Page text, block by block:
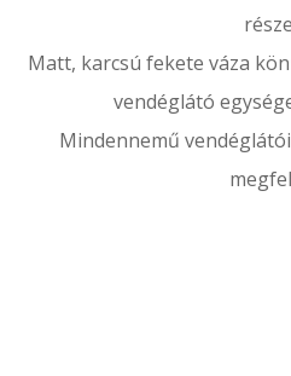
Matt, karcsú fekete váza
vendéglátó
Mindennemű